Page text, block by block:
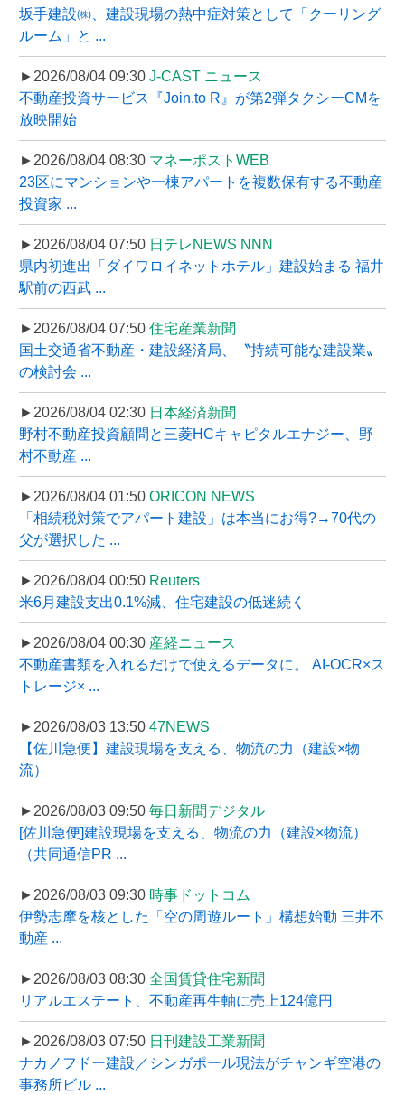
坂手建設㈱、建設現場の熱中症対策として「クーリング
ルーム」と ...
►2026/08/04 09:30 J-CAST ニュース
不動産投資サービス『Join.to R』が第2弾タクシーCMを
放映開始
►2026/08/04 08:30 マネーポストWEB
23区にマンションや一棟アパートを複数保有する不動産
投資家 ...
►2026/08/04 07:50 日テレNEWS NNN
県内初進出「ダイワロイネットホテル」建設始まる 福井
駅前の西武 ...
►2026/08/04 07:50 住宅産業新聞
国土交通省不動産・建設経済局、〝持続可能な建設業〟
の検討会 ...
►2026/08/04 02:30 日本経済新聞
野村不動産投資顧問と三菱HCキャピタルエナジー、野
村不動産 ...
►2026/08/04 01:50 ORICON NEWS
「相続税対策でアパート建設」は本当にお得?→70代の
父が選択した ...
►2026/08/04 00:50 Reuters
米6月建設支出0.1%減、住宅建設の低迷続く
►2026/08/04 00:30 産経ニュース
不動産書類を入れるだけで使えるデータに。 AI-OCR×ス
トレージ× ...
►2026/08/03 13:50 47NEWS
【佐川急便】建設現場を支える、物流の力（建設×物
流）
►2026/08/03 09:50 毎日新聞デジタル
[佐川急便]建設現場を支える、物流の力（建設×物流）
（共同通信PR ...
►2026/08/03 09:30 時事ドットコム
伊勢志摩を核とした「空の周遊ルート」構想始動 三井不
動産 ...
►2026/08/03 08:30 全国賃貸住宅新聞
リアルエステート、不動産再生軸に売上124億円
►2026/08/03 07:50 日刊建設工業新聞
ナカノフドー建設／シンガポール現法がチャンギ空港の
事務所ビル ...